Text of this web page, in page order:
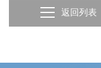
返回列表